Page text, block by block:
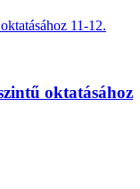
oktatásához